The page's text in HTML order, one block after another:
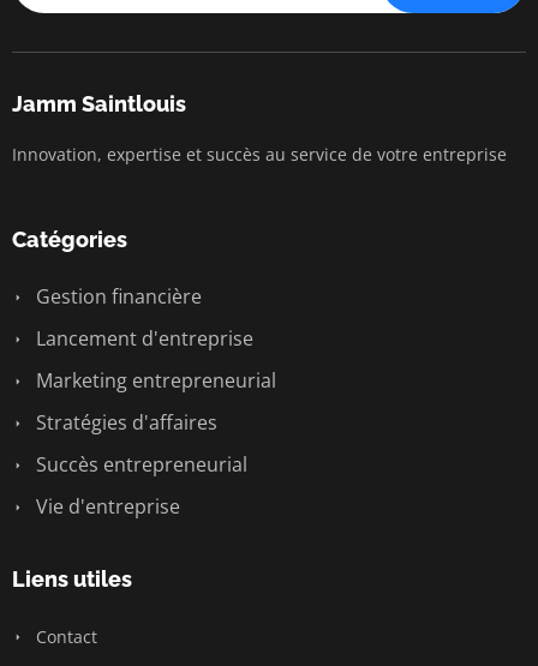
Jamm Saintlouis
Innovation, expertise et succès au service de votre entreprise
Catégories
Gestion financière
Lancement d'entreprise
Marketing entrepreneurial
Stratégies d'affaires
Succès entrepreneurial
Vie d'entreprise
Liens utiles
Contact